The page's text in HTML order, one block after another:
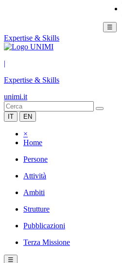
☰
Expertise & Skills
|
Expertise & Skills
unimi.it
IT EN
×
Home
Persone
Attività
Ambiti
Strutture
Pubblicazioni
Terza Missione
☰